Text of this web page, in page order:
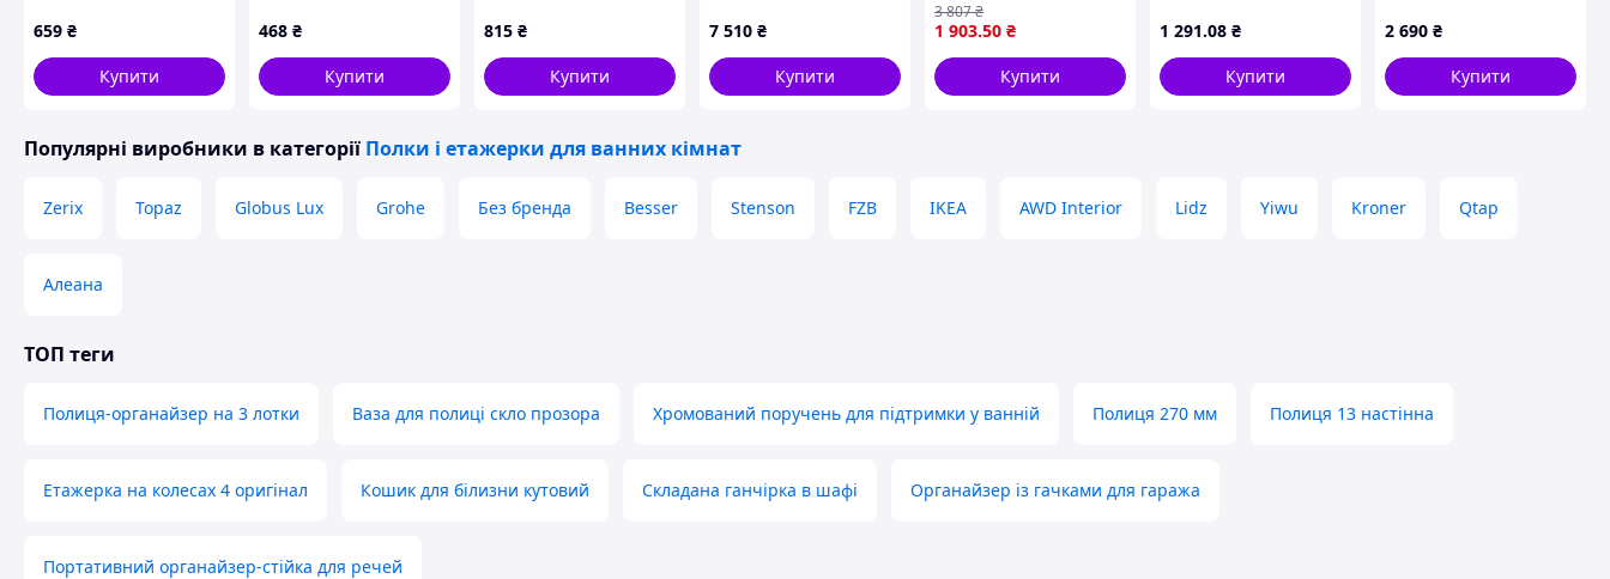
Схожі товари за характеристиками
659 ₴
Купити
468 ₴
Купити
E4T640X49
815 ₴
Купити
50х50 см (m00807724)
7 510 ₴
Купити
простору зберігання
косметики і аксесуарів
1 903.50 ₴
3 807₴
Купити
свердління чорна
1 291.08 ₴
Купити
5five Simply Smart на 3
полиці, глибина 32, 5
см, натуральний
2 690 ₴
Купити
Популярні виробники в категорії Полки і етажерки для ванних кімнат
Zerix Topaz Globus Lux Grohe Без бренда Besser Stenson FZB IKEA AWD Interior Lidz Yiwu Kroner Qtap
Алеана
ТОП теги
Полиця-органайзер на 3 лотки Ваза для полиці скло прозора Хромований поручень для підтримки у ванній Полиця 270 мм Полиця 13 настінна
Етажерка на колесах 4 оригінал Кошик для білизни кутовий Складана ганчірка в шафі Органайзер із гачками для гаража
Портативний органайзер-стійка для речей